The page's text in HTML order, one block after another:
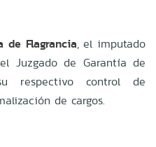
de Flagrancia, el imputado
Juzgado de Garantía de
respectivo control de
de cargos.